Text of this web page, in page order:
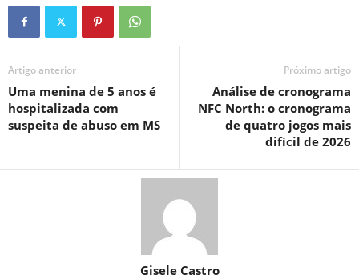
Artigo anterior
Uma menina de 5 anos é
hospitalizada com
suspeita de abuso em MS
Próximo artigo
Análise de cronograma
NFC North: o cronograma
de quatro jogos mais
difícil de 2026
Gisele Castro